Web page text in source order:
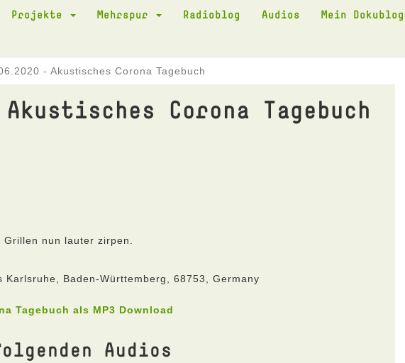
Projekte Mehrspur Radioblog Audios Mein Dokublog
- Akustisches Corona Tagebuch
Corona Tagebuch
nun lauter zirpen.
Karlsruhe, Baden-Württemberg, 68753, Germany
Tagebuch als MP3 Download
Audios